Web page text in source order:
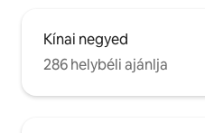
Kínai negyed
286 helybéli ajánlja